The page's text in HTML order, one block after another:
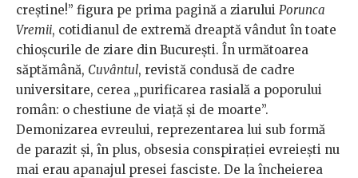
creștine!” figura pe prima pagină a ziarului Porunca
Vremii, cotidianul de extremă dreaptă vândut în toate
chioșcurile de ziare din București. În următoarea
săptămână, Cuvântul, revistă condusă de cadre
universitare, cerea „purificarea rasială a poporului
român: o chestiune de viață și de moarte”.
Demonizarea evreului, reprezentarea lui sub formă
de parazit și, în plus, obsesia conspirației evreiești nu
mai erau apanajul presei fasciste. De la încheierea